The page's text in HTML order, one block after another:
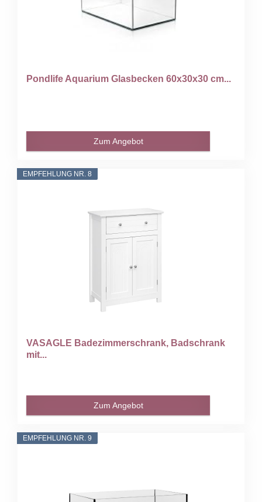
Pondlife Aquarium Glasbecken 60x30x30 cm...
Zum Angebot
EMPFEHLUNG NR. 8
VASAGLE Badezimmerschrank, Badschrank
mit...
Zum Angebot
EMPFEHLUNG NR. 9